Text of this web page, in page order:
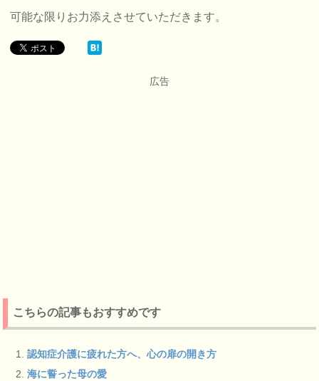
可能な限りお力添えさせていただきます。
広告
こちらの記事もおすすめです
認知症介護に疲れた方へ、心の扉の開き方
海に誓った母の愛